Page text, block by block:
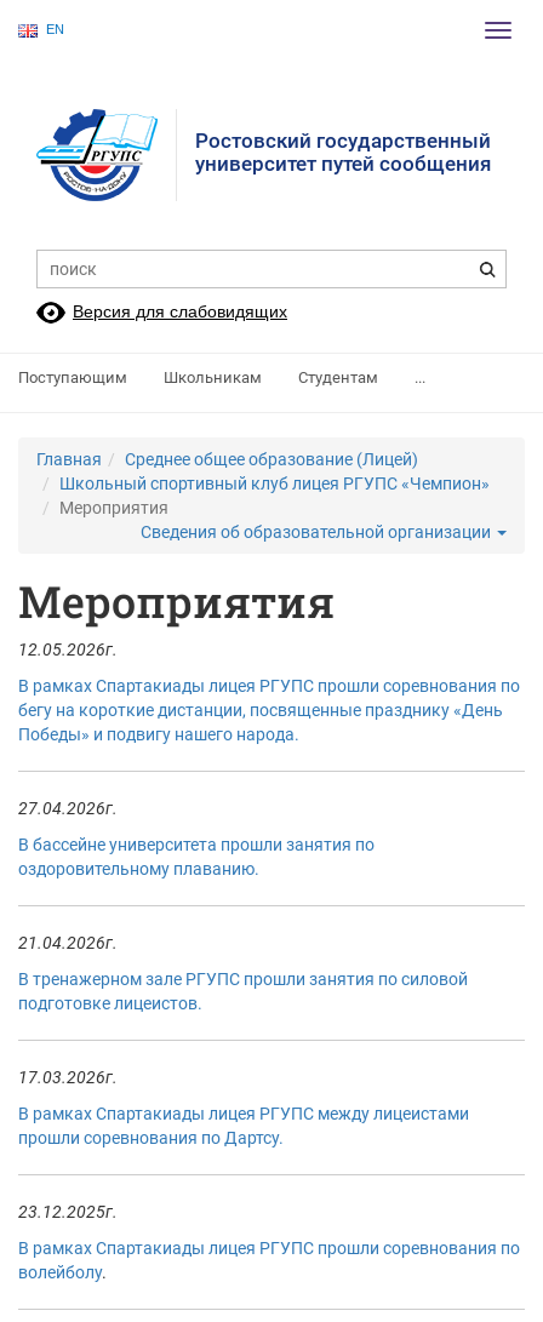
EN
Ростовский государственный
университет путей сообщения
Версия для слабовидящих
Поступающим Школьникам Студентам ...
Главная
Среднее общее образование (Лицей)
Школьный спортивный клуб лицея РГУПС «Чемпион»
Мероприятия
Сведения об образовательной организации
Мероприятия
12.05.2026г.
В рамках Спартакиады лицея РГУПС прошли соревнования по
бегу на короткие дистанции, посвященные празднику «День
Победы» и подвигу нашего народа.
27.04.2026г.
В бассейне университета прошли занятия по
оздоровительному плаванию.
21.04.2026г.
В тренажерном зале РГУПС прошли занятия по силовой
подготовке лицеистов.
17.03.2026г.
В рамках Спартакиады лицея РГУПС между лицеистами
прошли соревнования по Дартсу.
23.12.2025г.
В рамках Спартакиады лицея РГУПС прошли соревнования по
волейболу.